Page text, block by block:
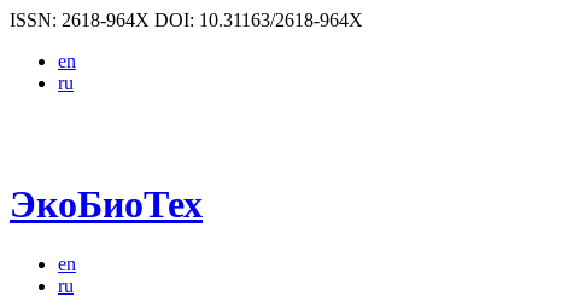
ISSN: 2618-964X DOI: 10.31163/2618-964X
en
ru
ЭкоБиоТех
en
ru